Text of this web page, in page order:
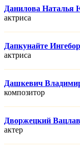
Данилова Наталья
актриса
Дапкунайте
актриса
Дашкевич
композитор
Дворжецкий
актер